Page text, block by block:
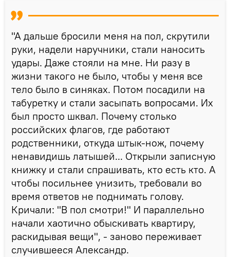
"А дальше бросили меня на пол, скрутили
руки, надели наручники, стали наносить
удары. Даже стояли на мне. Ни разу в
жизни такого не было, чтобы у меня все
тело было в синяках. Потом посадили на
табуретку и стали засыпать вопросами. Их
был просто шквал. Почему столько
российских флагов, где работают
родственники, откуда штык-нож, почему
ненавидишь латышей... Открыли записную
книжку и стали спрашивать, кто есть кто. А
чтобы посильнее унизить, требовали во
время ответов не поднимать голову.
Кричали: "В пол смотри!" И параллельно
начали хаотично обыскивать квартиру,
раскидывая вещи", - заново переживает
случившееся Александр.